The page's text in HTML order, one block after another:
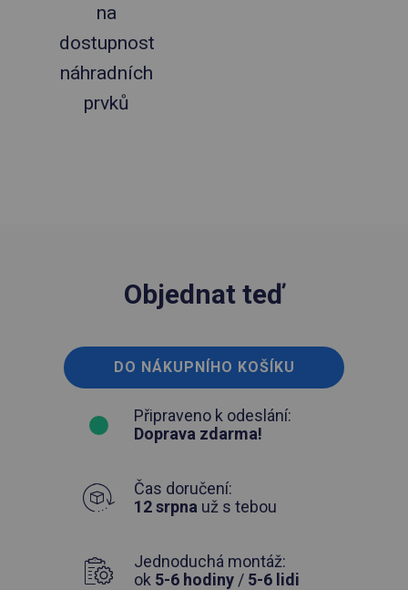
na
dostupnost
náhradních
prvků
Objednat teď
DO NÁKUPNÍHO KOŠÍKU
Připraveno k odeslání:
Doprava zdarma!
Čas doručení:
12 srpna už s tebou
Jednoduchá montáž:
ok 5-6 hodiny / 5-6 lidi